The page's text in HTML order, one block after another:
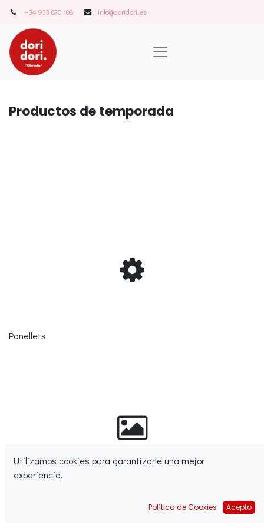
+34 933 870 108 info@doridori..es
Productos de temporada
Panellets
Utilizamos cookies para garantizarle una mejor
experiencia.
Política de Cookies Acepto